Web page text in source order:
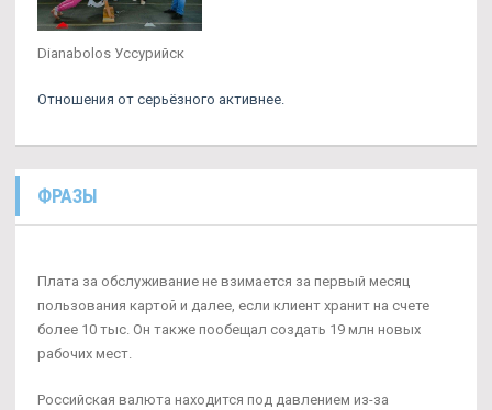
Dianabolos Уссурийск
Отношения от серьёзного активнее.
ФРАЗЫ
Плата за обслуживание не взимается за первый месяц
пользования картой и далее, если клиент хранит на счете
более 10 тыс. Он также пообещал создать 19 млн новых
рабочих мест.
Российская валюта находится под давлением из-за